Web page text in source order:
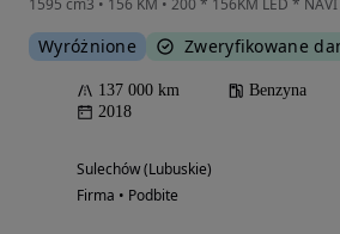
Wyróżnione Zweryfikowane
137 000 km Benzyna
2018
Sulechów (Lubuskie)
Firma • Podbite